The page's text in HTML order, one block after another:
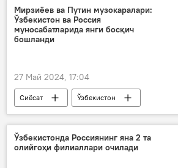
Мирзиёев ва Путин музокаралари:
Ўзбекистон ва Россия
муносабатларида янги босқич
бошланди
27 Май 2024, 17:04
Сиёсат
Ўзбекистон
Ўзбекистон - Россия
Россия
Владимир Путин
Шавкат Мирзиёев
Ўзбекистонда Россиянинг яна 2 та
олийгоҳи филиаллари очилади